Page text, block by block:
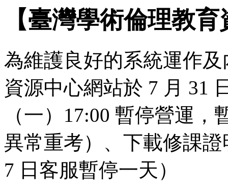
【臺灣學術倫理教
為維護良好的系統運作
資源中心網站於 7 月 31
（一）17:00 暫停營運
異常重考）、下載修課
7 日客服暫停一天）